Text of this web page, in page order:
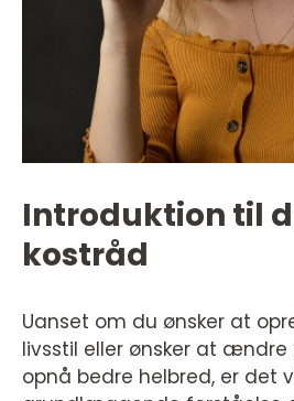
Introduktion til
kostråd
Uanset om du ønsker at
livsstil eller ønsker at
opnå bedre helbred, er det